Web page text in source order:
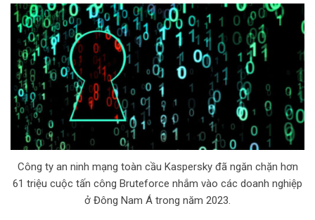
Công ty an ninh mạng toàn cầu Kaspersky đã ngăn chặn hơn
61 triệu cuộc tấn công Bruteforce nhắm vào các doanh nghiệp
ở Đông Nam Á trong năm 2023.